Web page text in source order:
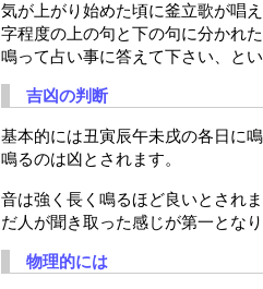
気が上がり始めた頃に釜立歌が唱
字程度の上の句と下の句に分かれ
鳴って占い事に答えて下さい、と
吉凶の判断
基本的には丑寅辰午未戌の各日に
鳴るのは凶とされます。
音は強く長く鳴るほど良いとされ
だ人が聞き取った感じが第一とな
物理的には